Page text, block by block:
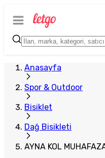
Anasayfa
Spor & Outdoor
Bisiklet
Dağ Bisikleti
AYNA KOL